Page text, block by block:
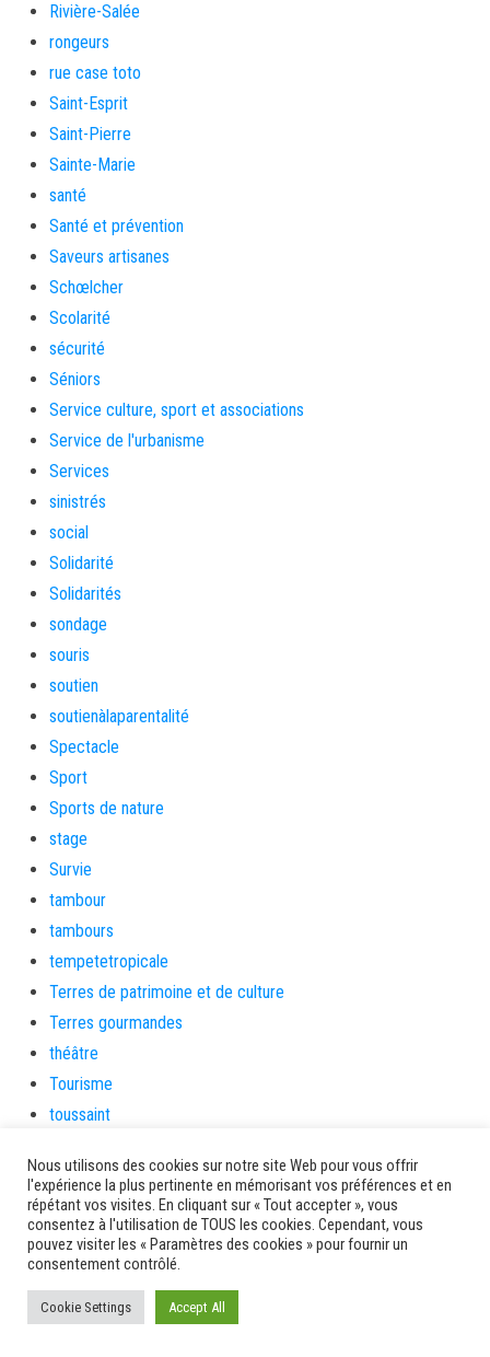
Rivière-Salée
rongeurs
rue case toto
Saint-Esprit
Saint-Pierre
Sainte-Marie
santé
Santé et prévention
Saveurs artisanes
Schœlcher
Scolarité
sécurité
Séniors
Service culture, sport et associations
Service de l'urbanisme
Services
sinistrés
social
Solidarité
Solidarités
sondage
souris
soutien
soutienàlaparentalité
Spectacle
Sport
Sports de nature
stage
Survie
tambour
tambours
tempetetropicale
Terres de patrimoine et de culture
Terres gourmandes
théâtre
Tourisme
toussaint
Transition Energétique
Transport et routes
Travail
Travaux
Travaux THD
travaux utiles
Nous utilisons des cookies sur notre site Web pour vous offrir
l'expérience la plus pertinente en mémorisant vos préférences et en
répétant vos visites. En cliquant sur « Tout accepter », vous
consentez à l'utilisation de TOUS les cookies. Cependant, vous
pouvez visiter les « Paramètres des cookies » pour fournir un
consentement contrôlé.
Cookie Settings Accept All